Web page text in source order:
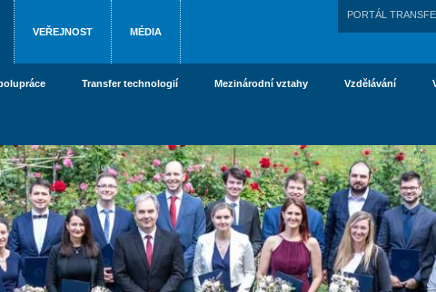
VEŘEJNOST MÉDIA
PORTÁL
Transfer technologií Mezinárodní vztahy Vzdělávání